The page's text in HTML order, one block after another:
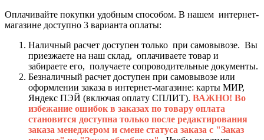
Оплачивайте покупки удобным способом. В нашем интернет-
магазине доступно 3 варианта оплаты:
Наличный расчет доступен только при самовывозе. Вы
приезжаете на наш склад, оплачиваете товар и
забираете его, получаете сопроводительные документы.
Безналичный расчет доступен при самовывозе или
оформлении заказа в интернет-магазине: карты МИР,
Яндекс ПЭЙ (включая оплату СПЛИТ). ВАЖНО! Во
избежание ошибок в заказах по товару оплата
становится доступна только после редактирования
заказа менеджером и смене статуса заказа с "Заказ